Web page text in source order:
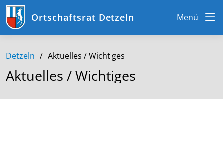
Ortschaftsrat Detzeln Menü
Detzeln Aktuelles / Wichtiges
Aktuelles / Wichtiges